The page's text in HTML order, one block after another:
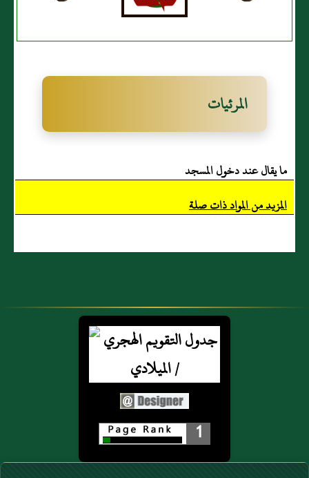
المرئيات
ما يقال عند دخول المسجد
المزيد من المواد ذات صلة
1